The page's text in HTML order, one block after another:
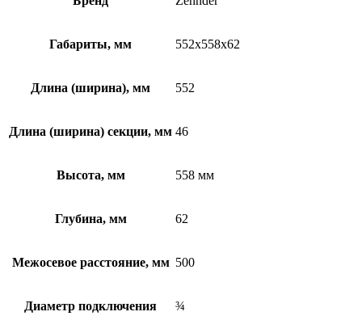
Габариты, мм 552x558x62
Длина (ширина), мм 552
Длина (ширина) секции, мм 46
Высота, мм 558 мм
Глубина, мм 62
Межосевое расстояние, мм 500
Диаметр подключения ¾